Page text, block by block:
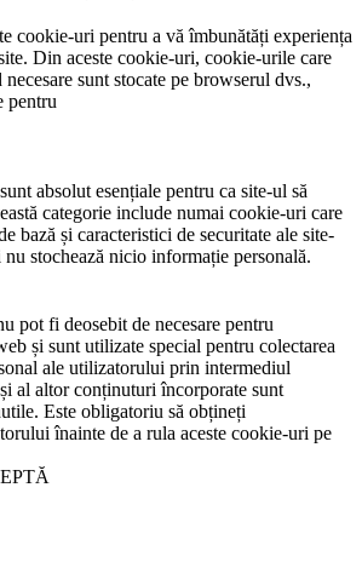
cookie-uri pentru a vă îmbunătăți experiența
Din aceste cookie-uri, cookie-urile care
sunt stocate pe browserul dvs.,
pentru
absolut esențiale pentru ca site-ul să
categorie include numai cookie-uri care
bază și caracteristici de securitate ale site-
stochează nicio informație personală.
pot fi deosebit de necesare pentru
și sunt utilizate special pentru colectarea
ale utilizatorului prin intermediul
al altor conținuturi încorporate sunt
Este obligatoriu să obțineți
înainte de a rula aceste cookie-uri pe